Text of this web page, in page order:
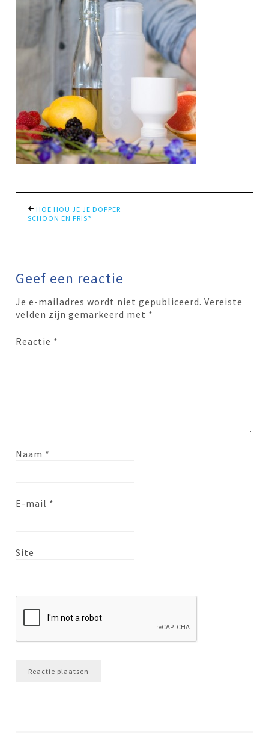
HOE HOU JE JE DOPPER
SCHOON EN FRIS?
Geef een reactie
Je e-mailadres wordt niet gepubliceerd. Vereiste
velden zijn gemarkeerd met *
Reactie *
Naam *
E-mail *
Site